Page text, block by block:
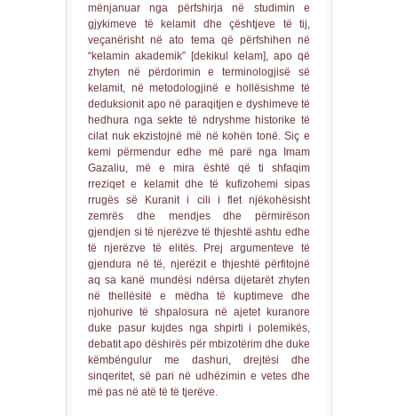
mënjanuar nga përfshirja në studimin e
gjykimeve të kelamit dhe çështjeve të tij,
veçanërisht në ato tema që përfshihen në
“kelamin akademik” [dekikul kelam], apo që
zhyten në përdorimin e terminologjisë së
kelamit, në metodologjinë e hollësishme të
deduksionit apo në paraqitjen e dyshimeve të
hedhura nga sekte të ndryshme historike të
cilat nuk ekzistojnë më në kohën tonë. Siç e
kemi përmendur edhe më parë nga Imam
Gazaliu, më e mira është që ti shfaqim
rreziqet e kelamit dhe të kufizohemi sipas
rrugës së Kuranit i cili i flet njëkohësisht
zemrës dhe mendjes dhe përmirëson
gjendjen si të njerëzve të thjeshtë ashtu edhe
të njerëzve të elitës. Prej argumenteve të
gjendura në të, njerëzit e thjeshtë përfitojnë
aq sa kanë mundësi ndërsa dijetarët zhyten
në thellësitë e mëdha të kuptimeve dhe
njohurive të shpalosura në ajetet kuranore
duke pasur kujdes nga shpirti i polemikës,
debatit apo dëshirës për mbizotërim dhe duke
këmbëngulur me dashuri, drejtësi dhe
sinqeritet, së pari në udhëzimin e vetes dhe
më pas në atë të të tjerëve.